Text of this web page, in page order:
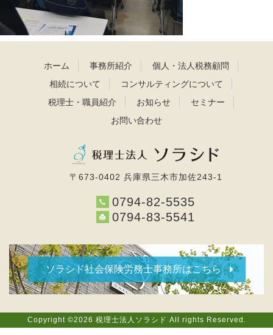
ホーム 事務所紹介
個人・法人税務顧問
相続について
コンサルティングについて
税理士・職員紹介
お知らせ
セミナー
お問い合わせ
〒673-0402 兵庫県三木市加佐243-1
0794-82-5535
0794-83-5541
ソラシド社会保険労務士事務所はこちら
Copyright ©2026 税理士法人ソラシド All rights Reserved.